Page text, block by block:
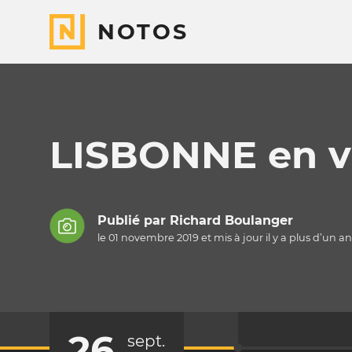
NOTOS
LISBONNE en
Publié par Richard Boulanger
le 01 novembre 2019 et mis à jour il y a plus d’un an
sept.